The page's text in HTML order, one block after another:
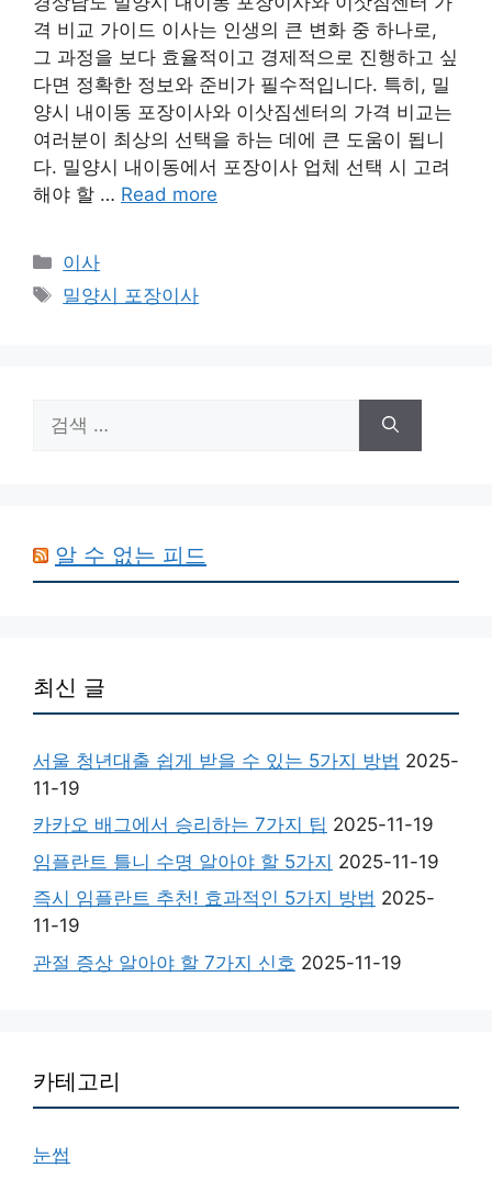
격 비교 가이드 이사는 인생의 큰 변화 중 하나로,
그 과정을 보다 효율적이고 경제적으로 진행하고 싶
다면 정확한 정보와 준비가 필수적입니다. 특히, 밀
양시 내이동 포장이사와 이삿짐센터의 가격 비교는
여러분이 최상의 선택을 하는 데에 큰 도움이 됩니
다. 밀양시 내이동에서 포장이사 업체 선택 시 고려
해야 할 … Read more
카
테
이사
태
밀양시 포장이사
색:
알 수 없는 피드
최신 글
서울 청년대출 쉽게 받을 수 있는 5가지 방법 2025-
11-19
카카오 배그에서 승리하는 7가지 팁 2025-11-19
임플란트 틀니 수명 알아야 할 5가지 2025-11-19
즉시 임플란트 추천! 효과적인 5가지 방법 2025-
11-19
관절 증상 알아야 할 7가지 신호 2025-11-19
카테고리
눈썹